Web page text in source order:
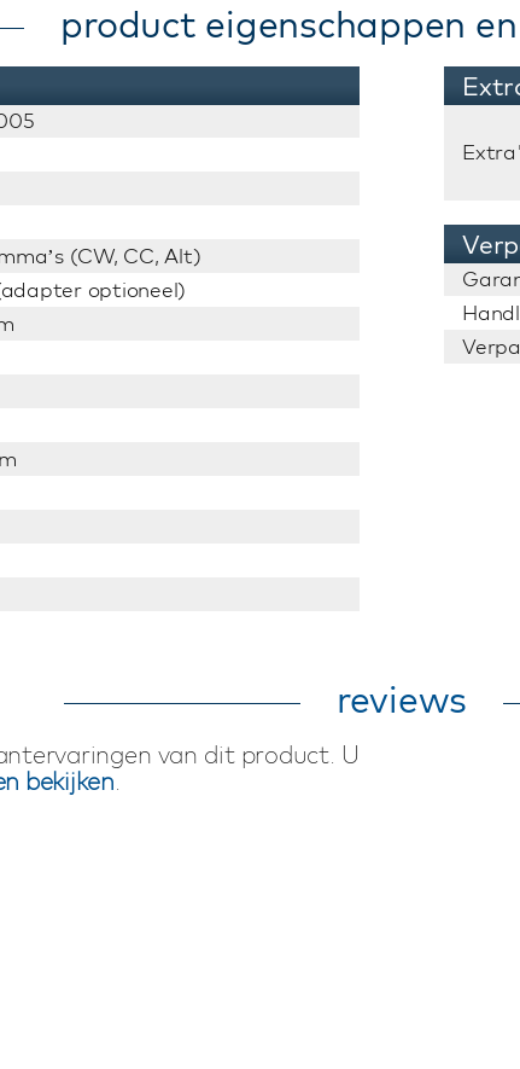
product eigenschappen
(CW, CC, Alt)
optioneel)
reviews
van dit product. U
bekijken.